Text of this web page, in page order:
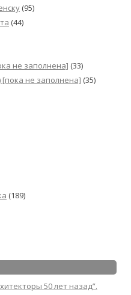
(95)
(44)
не заполнена] (33)
[пока не заполнена] (35)
(189)
50 лет назад”.